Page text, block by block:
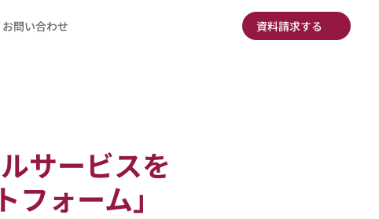
サービスを
ォーム」
お問い合わせ 資料請求する